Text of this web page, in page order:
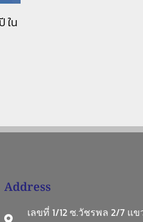
ใน
Address
เลขที่ 1/12 ซ.วัชรพล 2/7 แ